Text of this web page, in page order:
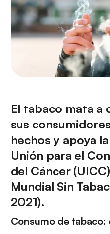
El tabaco mata a
sus
hechos y apoya
Unión para el
del Cáncer
Mundial Sin
2021).
Consumo de tabaco: